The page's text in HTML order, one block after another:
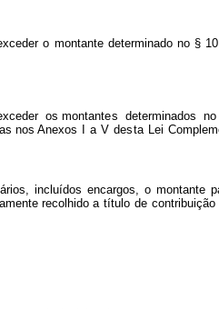
o montante determinado no § 10
os montantes determinados no
snos Anexos a V desta Lei Compl em
incluídos encargos, o montante p
mente recolhido a título de contribuição